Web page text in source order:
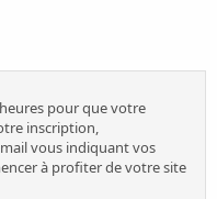
pour que votre
inscription,
vous indiquant vos
à profiter de votre site